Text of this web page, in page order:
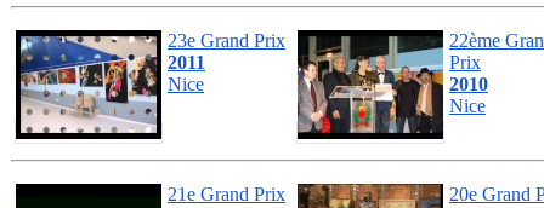
23e Grand Prix
2011
Nice
22ème
Prix
2010
Nice
21e Grand Prix
20e Grand